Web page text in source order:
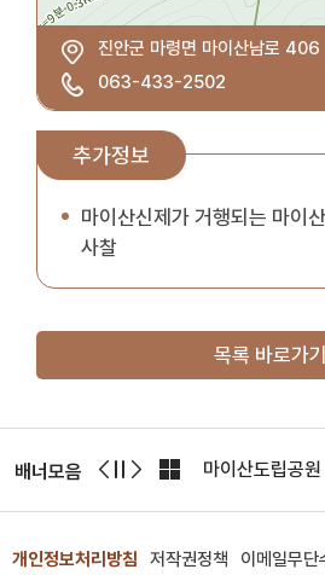
진안군 마령면 마이산남로 406
063-433-2502
추가정보
마이산신제가 거행되는 마이
사찰
목록 바로가기
배너모음
트CC 전북투어패스 마이산도립공원
개인정보처리방침 저작권정책 이메일무단